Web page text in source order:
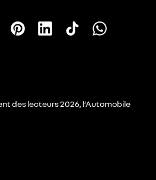
des lecteurs 2026, l’Automobile